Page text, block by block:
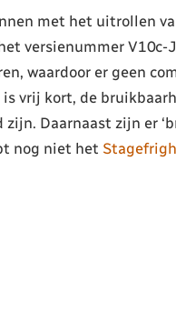
met het uitrollen
versienummer
waardoor er geen
is vrij kort, de
zijn. Daarnaast zijn er
nog niet het